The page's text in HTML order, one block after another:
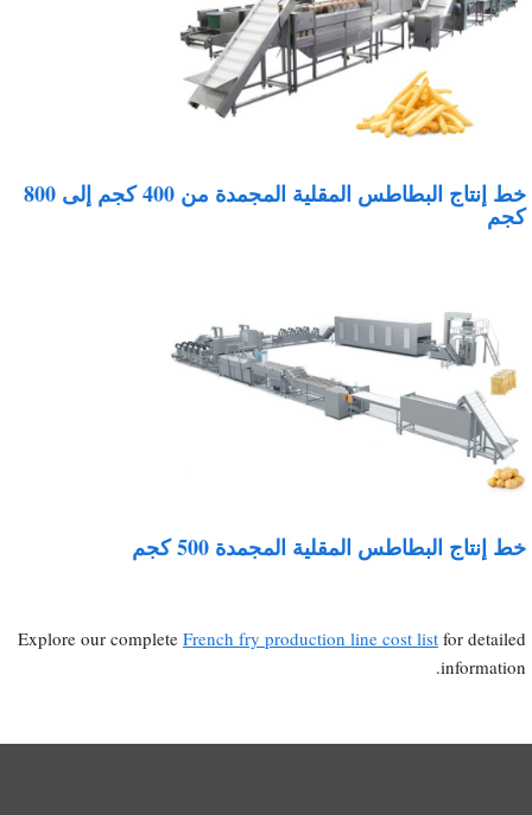
خط إنتاج البطاطس المقلية المجمدة من 400 كجم إلى 800
إنتاج البطاطس المقلية المجمدة 500 كجم
Explore our completeFrench fry production line cost listfor